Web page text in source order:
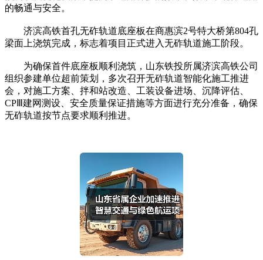
的畅通与安全。
济滨高铁首孔无砟轨道底座板在商惠滨2号特大桥第804孔
梁面上浇筑完成，标志着项目正式进入无砟轨道施工阶段。
为确保首件底座板顺利浇筑，山东铁投所属济滨高铁公司
组织参建单位超前策划，多次召开无砟轨道智能化施工推进
会，对施工方案、拌和站改造、工装设备进场、沉降评估、
CPⅢ建网测设、安全质量保证措施等方面进行充分准备，确保
无砟轨道按节点要求顺利推进。